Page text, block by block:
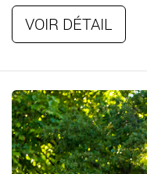
VOIR DÉTAIL